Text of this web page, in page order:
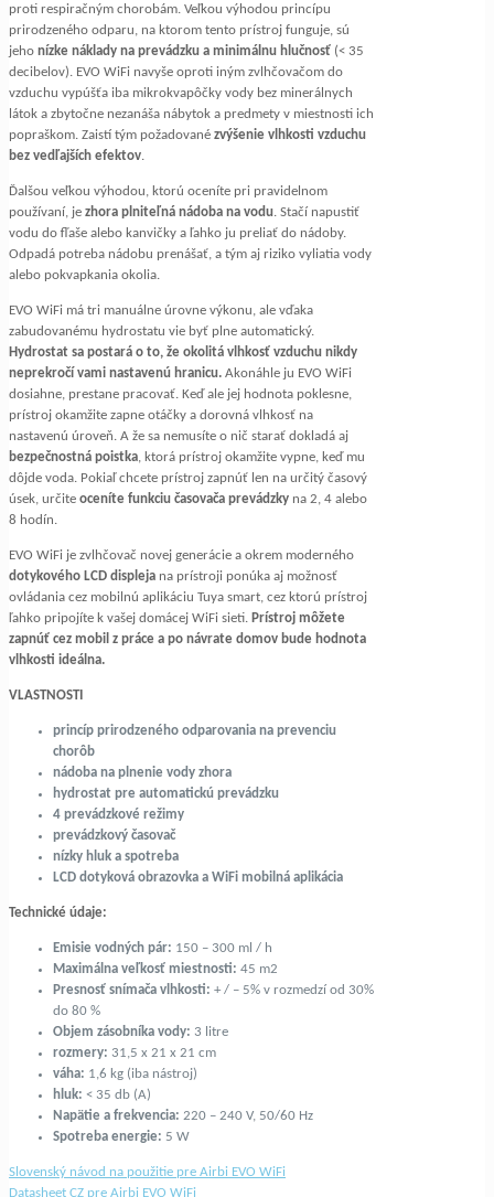
proti respiračným chorobám. Veľkou výhodou princípu
prirodzeného odparu, na ktorom tento prístroj funguje, sú
jeho nízke náklady na prevádzku a minimálnu hlučnosť (< 35
decibelov). EVO WiFi navyše oproti iným zvlhčovačom do
vzduchu vypúšťa iba mikrokvapôčky vody bez minerálnych
látok a zbytočne nezanáša nábytok a predmety v miestnosti ich
popraškom. Zaistí tým požadované zvýšenie vlhkosti vzduchu
bez vedľajších efektov.
Ďalšou veľkou výhodou, ktorú oceníte pri pravidelnom
používaní, je zhora plniteľná nádoba na vodu. Stačí napustiť
vodu do fľaše alebo kanvičky a ľahko ju preliať do nádoby.
Odpadá potreba nádobu prenášať, a tým aj riziko vyliatia vody
alebo pokvapkania okolia.
EVO WiFi má tri manuálne úrovne výkonu, ale vďaka
zabudovanému hydrostatu vie byť plne automatický.
Hydrostat sa postará o to, že okolitá vlhkosť vzduchu nikdy
neprekročí vami nastavenú hranicu. Akonáhle ju EVO WiFi
dosiahne, prestane pracovať. Keď ale jej hodnota poklesne,
prístroj okamžite zapne otáčky a dorovná vlhkosť na
nastavenú úroveň. A že sa nemusíte o nič starať dokladá aj
bezpečnostná poistka, ktorá prístroj okamžite vypne, keď mu
dôjde voda. Pokiaľ chcete prístroj zapnúť len na určitý časový
úsek, určite oceníte funkciu časovača prevádzky na 2, 4 alebo
8 hodín.
EVO WiFi je zvlhčovač novej generácie a okrem moderného
dotykového LCD displeja na prístroji ponúka aj možnosť
ovládania cez mobilnú aplikáciu Tuya smart, cez ktorú prístroj
ľahko pripojíte k vašej domácej WiFi sieti. Prístroj môžete
zapnúť cez mobil z práce a po návrate domov bude hodnota
vlhkosti ideálna.
VLASTNOSTI
princíp prirodzeného odparovania na prevenciu
chorôb
nádoba na plnenie vody zhora
hydrostat pre automatickú prevádzku
4 prevádzkové režimy
prevádzkový časovač
nízky hluk a spotreba
LCD dotyková obrazovka a WiFi mobilná aplikácia
Technické údaje:
Emisie vodných pár: 150 – 300 ml / h
Maximálna veľkosť miestnosti: 45 m2
Presnosť snímača vlhkosti: + / – 5% v rozmedzí od 30%
do 80 %
Objem zásobníka vody: 3 litre
rozmery: 31,5 x 21 x 21 cm
váha: 1,6 kg (iba nástroj)
hluk: < 35 db (A)
Napätie a frekvencia: 220 – 240 V, 50/60 Hz
Spotreba energie: 5 W
Slovenský návod na použitie pre Airbi EVO WiFi
Datasheet CZ pre Airbi EVO WiFi